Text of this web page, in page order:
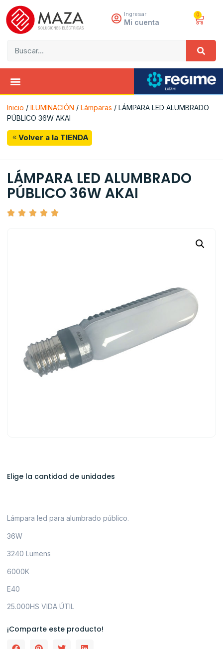
Ingresar
Mi cuenta
0
Inicio / ILUMINACIÓN / Lámparas / LÁMPARA LED ALUMBRADO
PÚBLICO 36W AKAI
Volver a la TIENDA
LÁMPARA LED ALUMBRADO
PÚBLICO 36W AKAI
Elige la cantidad de unidades
Lámpara led para alumbrado público.
36W
3240 Lumens
6000K
E40
25.000HS VIDA ÚTIL
¡Comparte este producto!